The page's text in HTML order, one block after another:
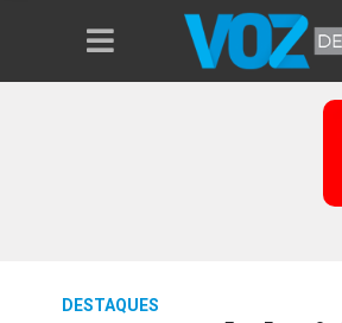
DESTAQUES